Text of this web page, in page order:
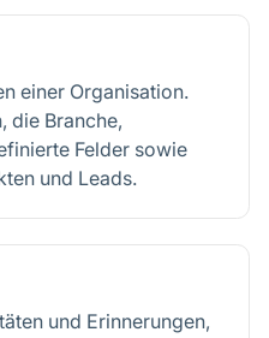
einer Organisation.
die Branche,
Felder sowie
und Leads.
und Erinnerungen,